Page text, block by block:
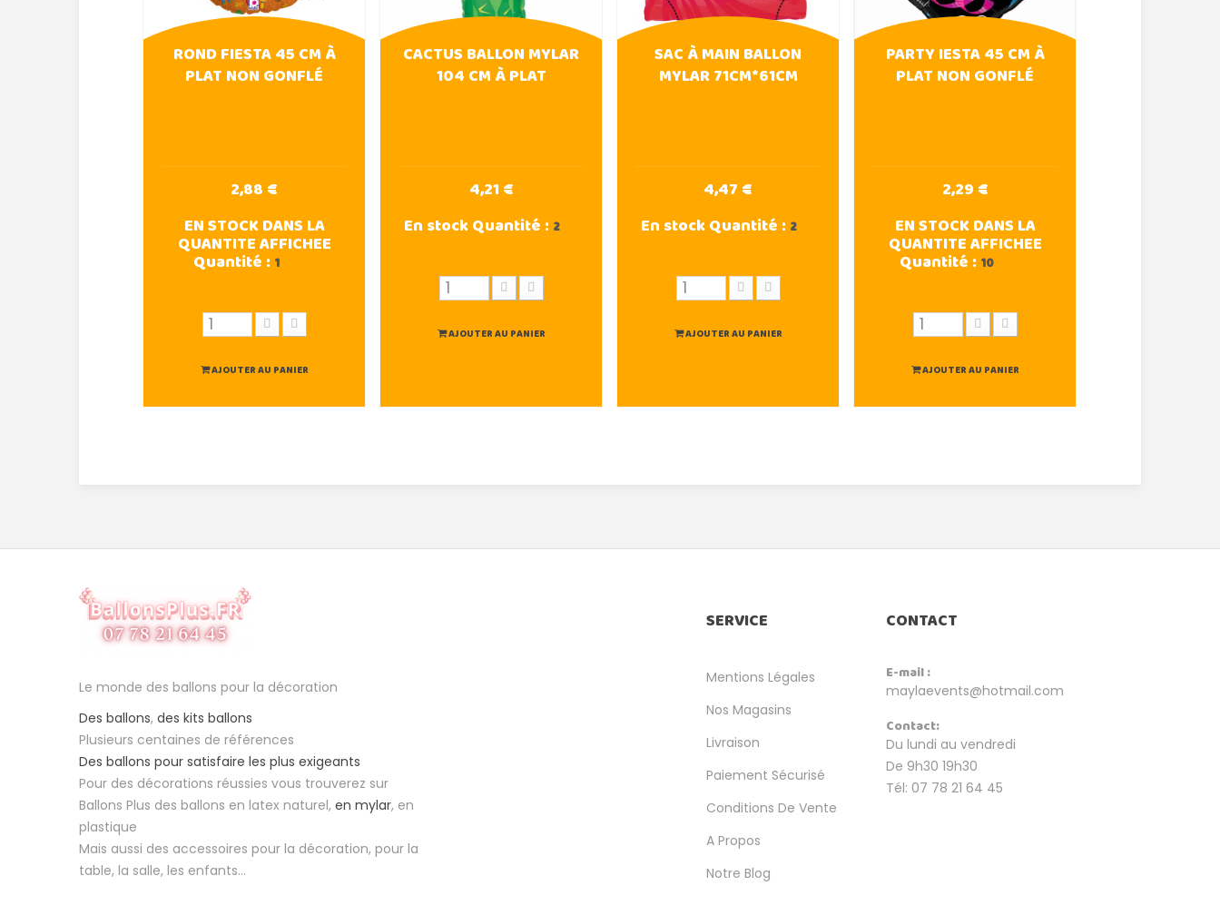
ROND FIESTA 45 CM À
PLAT NON GONFLÉ
2,88 €
EN STOCK DANS LA
QUANTITE AFFICHEE
Quantité : 1
AJOUTER AU PANIER
CACTUS BALLON MYLAR
104 CM À PLAT
4,21 €
En stockQuantité : 2
AJOUTER AU PANIER
SAC À MAIN BALLON
MYLAR 71CM*61CM
4,47 €
En stockQuantité : 2
AJOUTER AU PANIER
PARTY IESTA 45 CM À
PLAT NON GONFLÉ
2,29 €
EN STOCK DANS LA
QUANTITE AFFICHEE
Quantité : 10
AJOUTER AU PANIER
Le monde des ballons pour la décoration
Des ballons, des kits ballons
Plusieurs centaines de références
Des ballons pour satisfaire les plus exigeants
Pour des décorations réussies vous trouverez sur
Ballons Plus des ballons en latex naturel, en mylar, en
plastique
Mais aussi des accessoires pour la décoration, pour la
table, la salle, les enfants...
SERVICE
Mentions Légales
Nos Magasins
Livraison
Paiement Sécurisé
Conditions De Vente
A Propos
Notre Blog
CONTACT
E-mail :
maylaevents@hotmail.com
Contact:
Du lundi au vendredi
De 9h30 19h30
Tél: 07 78 21 64 45